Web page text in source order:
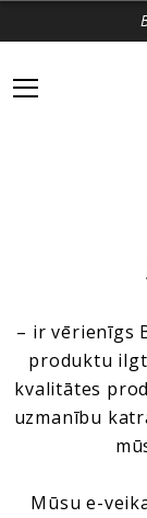
– ir vērienīgs
produktu
kvalitātes
uzmanību
Mūsu e-